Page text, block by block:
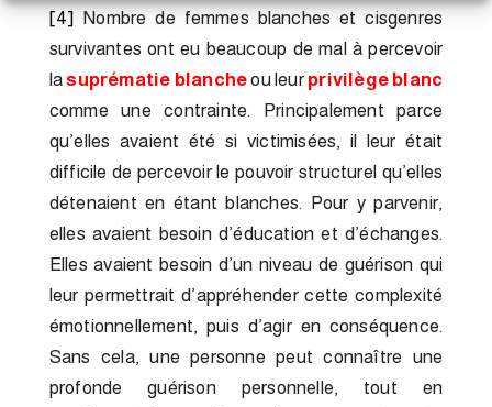
[4]
Nombre de femmes blanches et cisgenres
survivantes ont eu beaucoup de mal à percevoir
lasuprématie blancheou leur privilège blanc
comme une contrainte. Principalement parce
qu’elles avaient été si victimisées, il leur était
difficile de percevoir le pouvoir structurel qu’elles
détenaient en étant blanches. Pour y parvenir,
elles avaient besoin d’éducation et d’échanges.
Elles avaient besoin d’un niveau de guérison qui
leur permettrait d’appréhender cette complexité
émotionnellement, puis d’agir en conséquence.
Sans cela, une personne peut connaître une
profonde guérison personnelle, tout en